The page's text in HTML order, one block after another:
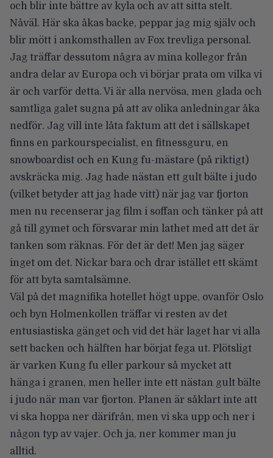
och blir inte bättre av kyla och av att sitta stelt.
Nåväl. Här ska åkas backe, peppar jag mig själv och
blir mött i ankomsthallen av Fox trevliga personal.
Jag träffar dessutom några av mina kollegor från
andra delar av Europa och vi börjar prata om vilka vi
är och varför detta. Vi är alla nervösa, men glada och
samtliga galet sugna på att av olika anledningar åka
nedför. Jag vill inte låta faktum att det i sällskapet
finns en parkourspecialist, en fitnessguru, en
snowboardist och en Kung fu-mästare (på riktigt)
avskräcka mig. Jag hade nästan ett gult bälte i judo
(vilket betyder att jag hade vitt) när jag var fjorton
men nu recenserar jag film i soffan och tänker på att
gå till gymet och försvarar min lathet med att det är
tanken som räknas. För det är det! Men jag säger
inget om det. Nickar bara och drar istället ett skämt
för att byta samtalsämne.
Väl på det magnifika hotellet högt uppe, ovanför Oslo
och byn Holmenkollen träffar vi resten av det
entusiastiska gänget och vid det här laget har vi alla
sett backen och hälften har börjat fega ut. Plötsligt
är varken Kung fu eller parkour så mycket att
hänga i granen, men heller inte ett nästan gult bälte
i judo när man var fjorton. Planen är såklart inte att
vi ska hoppa ner därifrån, men vi ska upp och ner i
någon typ av vajer. Och ja, ner kommer man ju
alltid.